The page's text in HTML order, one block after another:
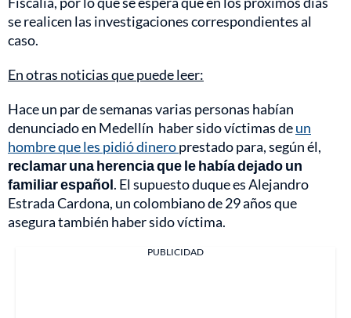
se realicen las investigaciones correspondientes al
caso.
En otras noticias que puede leer:
Hace un par de semanas varias personas habían
denunciado en Medellín haber sido víctimas deun
hombre que les pidió dineroprestado para, según él,
reclamar una herencia que le había dejado un
familiar español. El supuesto duque es Alejandro
Estrada Cardona, un colombiano de 29 años que
asegura también haber sido víctima.
PUBLICIDAD